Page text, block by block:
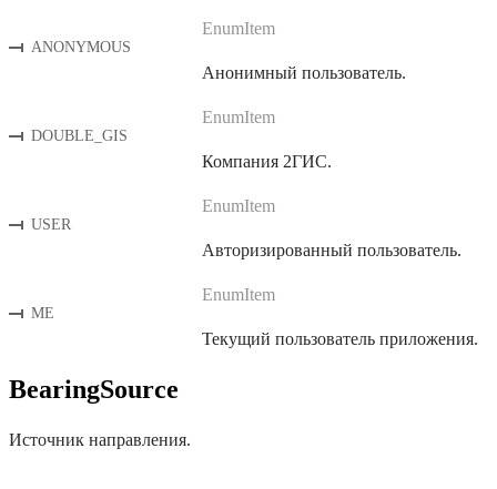
ANONYMOUS
EnumItem
Анонимный пользователь.
DOUBLE_GIS
EnumItem
Компания 2ГИС.
USER
EnumItem
Авторизированный пользователь.
ME
EnumItem
Текущий пользователь приложения.
BearingSource
Источник направления.